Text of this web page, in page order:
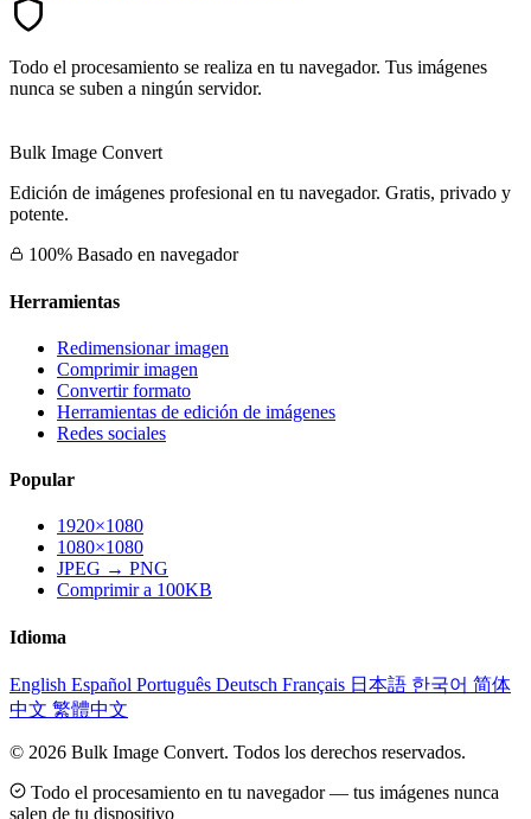
Todo el procesamiento se realiza en tu navegador. Tus imágenes
nunca se suben a ningún servidor.
Bulk Image Convert
Edición de imágenes profesional en tu navegador. Gratis, privado y
potente.
100% Basado en navegador
Herramientas
Redimensionar imagen
Comprimir imagen
Convertir formato
Herramientas de edición de imágenes
Redes sociales
Popular
1920×1080
1080×1080
JPEG → PNG
Comprimir a 100KB
Idioma
English Español Português Deutsch Français 日本語 한국어 简体
中文 繁體中文
© 2026 Bulk Image Convert. Todos los derechos reservados.
Todo el procesamiento en tu navegador — tus imágenes nunca
salen de tu dispositivo